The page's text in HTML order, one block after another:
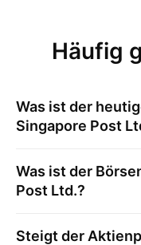
Häufig
Was ist der
Singapore Post
Was ist der
Post Ltd.?
Steigt der